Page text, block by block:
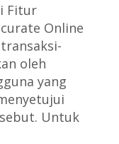
Fitur
Online
oleh
yang
Untuk